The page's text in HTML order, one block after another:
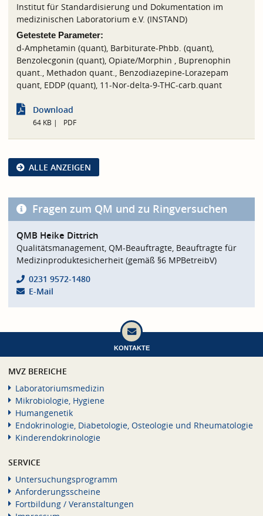
Institut für Standardisierung und Dokumentation im
medizinischen Laboratorium e.V. (INSTAND)
Getestete Parameter:
d-Amphetamin (quant), Barbiturate-Phbb. (quant),
Benzolecgonin (quant), Opiate/Morphin , Buprenophin
quant., Methadon quant., Benzodiazepine-Lorazepam
quant, EDDP (quant), 11-Nor-delta-9-THC-carb.quant
Download
64 KB PDF
ALLE ANZEIGEN
Fragen zum QM und zu Ringversuchen
QMB Heike Dittrich
Qualitätsmanagement, QM-Beauftragte, Beauftragte für
Medizinproduktesicherheit (gemäß §6 MPBetreibV)
0231 9572-1480
E-Mail
KONTAKTE
MVZ BEREICHE
Laboratoriumsmedizin
Mikrobiologie, Hygiene
Humangenetik
Endokrinologie, Diabetologie, Osteologie und Rheumatologie
Kinderendokrinologie
SERVICE
Untersuchungsprogramm
Anforderungsscheine
Fortbildung / Veranstaltungen